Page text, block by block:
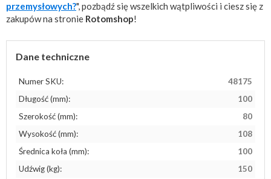
przemysłowych?", pozbądź się wszelkich wątpliwości i ciesz się z
zakupów na stronie Rotomshop!
Dane techniczne
Numer SKU:
48175
Długość (mm):
100
Szerokość (mm):
80
Wysokość (mm):
108
Średnica koła (mm):
100
Udźwig (kg):
150